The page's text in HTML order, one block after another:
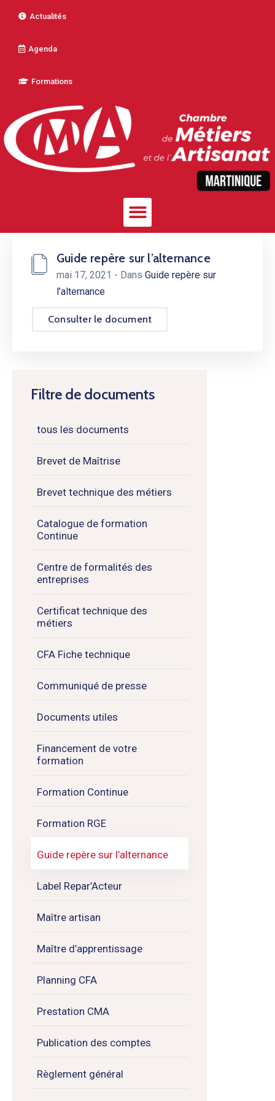
Actualités
Agenda
Formations
Filtre de documents
tous les documents
Brevet de Maîtrise
Brevet technique des métiers
Catalogue de formation
Continue
Centre de formalités des
entreprises
Certificat technique des
métiers
CFA Fiche technique
Communiqué de presse
Documents utiles
Financement de votre
formation
Formation Continue
Formation RGE
Guide repère sur l’alternance
Label Repar’Acteur
Maître artisan
Maître d’apprentissage
Planning CFA
Prestation CMA
Publication des comptes
Règlement général
Guide repère sur l’alternance
mai 17, 2021 - Dans Guide repère sur
l’alternance
Consulter le document